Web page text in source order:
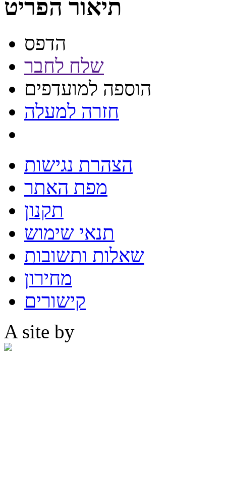
תיאור הפריט
הדפס
שלח לחבר
הוספה למועדפים
חזרה למעלה
הצהרת נגישות
מפת האתר
תקנון
תנאי שימוש
שאלות ותשובות
מחירון
קישורים
A site by